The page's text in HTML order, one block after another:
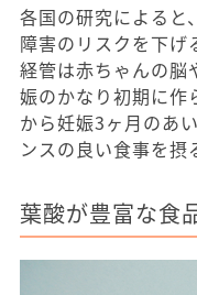
各国の研究によると
障害のリスクを下
経管は赤ちゃんの脳
娠のかなり初期に作
から妊娠3ヶ月のあ
ンスの良い食事を摂
葉酸が豊富な食